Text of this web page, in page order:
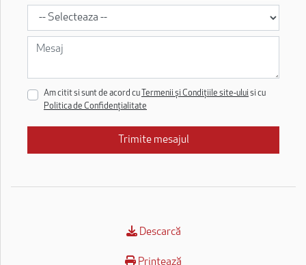
Am citit si sunt de acord cu Termenii și Condițiile site-uluisi cu
Politica de Confidențialitate
Trimite mesajul
Descarcă
Printează